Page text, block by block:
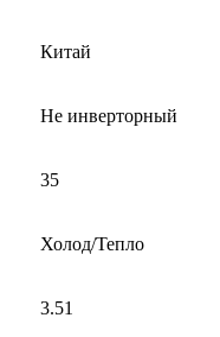
Китай
Не инверторный
35
Холод/Тепло
3.51